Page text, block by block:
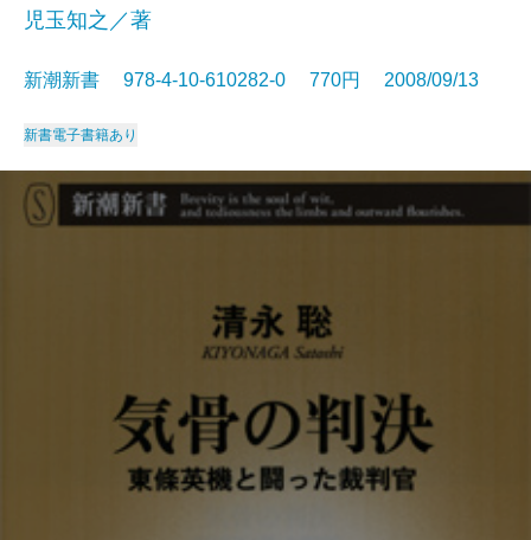
児玉知之／著
新潮新書 978-4-10-610282-0 770円 2008/09/13
新書電子書籍あり